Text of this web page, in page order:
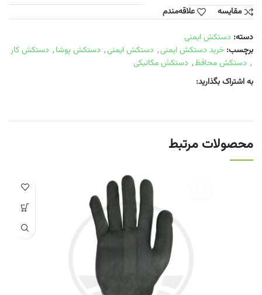
مقایسه
علاقه‌مندم
دسته: دستکش ایمنی
برچسب: خرید دستکش ایمنی, دستکش ایمنی, دستکش پوشا, دستکش کار
, دستکش محافظ, دستکش مکانیکی
به اشتراک بگذارید:
محصولات مرتبط